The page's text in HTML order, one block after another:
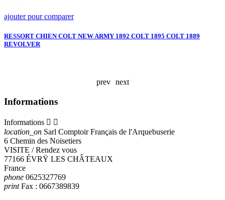
ajouter pour comparer
RESSORT CHIEN COLT NEW ARMY 1892 COLT 1895 COLT 1889
REVOLVER
prev
next
Informations
Informations  
location_on Sarl Comptoir Français de l'Arquebuserie
6 Chemin des Noisetiers
VISITE / Rendez vous
77166 ÉVRŸ LES CHÂTEAUX
France
phone 0625327769
printFax : 0667389839